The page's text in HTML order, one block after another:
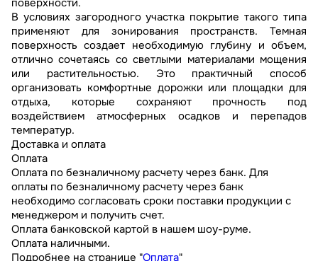
поверхности.
В условиях загородного участка покрытие такого типа
применяют для зонирования пространств. Темная
поверхность создает необходимую глубину и объем,
отлично сочетаясь со светлыми материалами мощения
или растительностью. Это практичный способ
организовать комфортные дорожки или площадки для
отдыха, которые сохраняют прочность под
воздействием атмосферных осадков и перепадов
температур.
Доставка и оплата
Оплата
Оплата по безналичному расчету через банк. Для
оплаты по безналичному расчету через банк
необходимо согласовать сроки поставки продукции с
менеджером и получить счет.
Оплата банковской картой в нашем шоу-руме.
Оплата наличными.
Подробнее на странице "Оплата"